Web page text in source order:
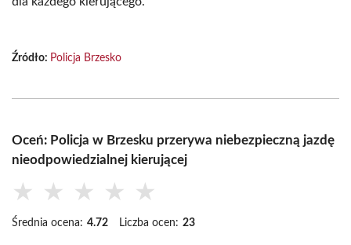
Źródło: Policja Brzesko
Oceń: Policja w Brzesku przerywa niebezpieczną jazdę
nieodpowiedzialnej kierującej
★ ★ ★ ★ ★
Średnia ocena: 4.72 Liczba ocen: 23